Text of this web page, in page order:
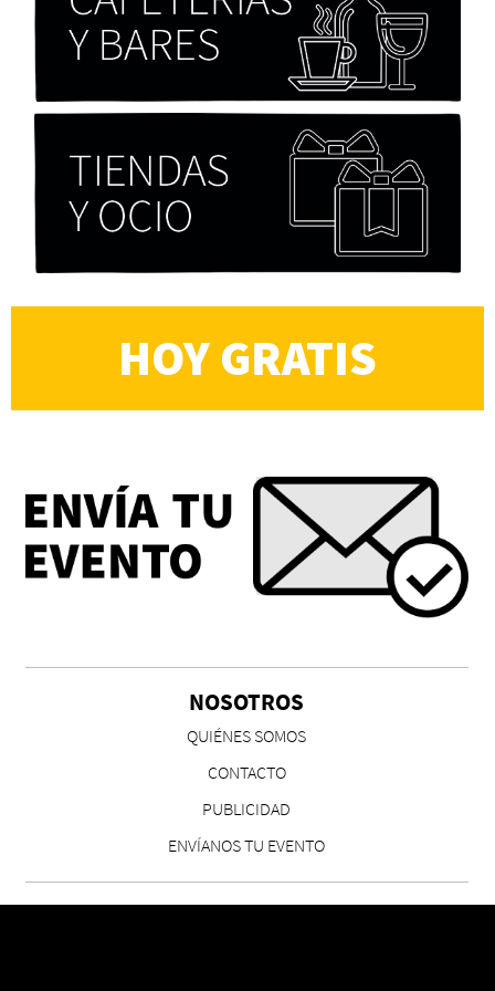
Alberto Fuguet: “La literatura se parece más a
Cocaína Negra de Cristóbal Valenzuela Berríos
Paloma Pulisci
Paloma Pulisci
HOY GRATIS
NOSOTROS
QUIÉNES SOMOS
CONTACTO
PUBLICIDAD
ENVÍANOS TU EVENTO